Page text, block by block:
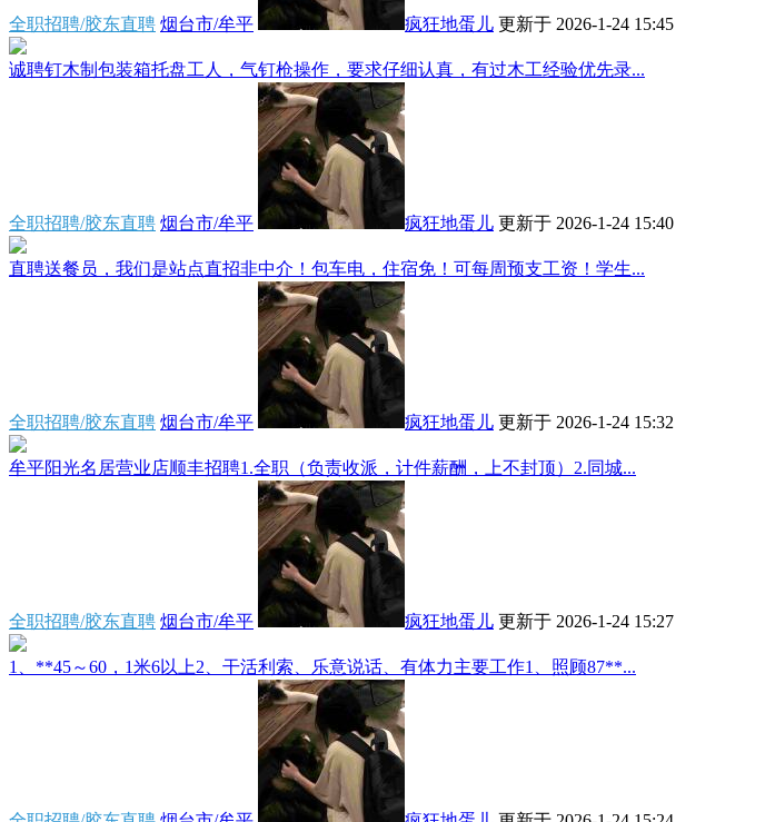
全职招聘/胶东直聘 烟台市/牟平 疯狂地蛋儿 更新于 2026-1-24 15:45
诚聘钉木制包装箱托盘工人，气钉枪操作，要求仔细认真，有过木工经验优先录...
全职招聘/胶东直聘 烟台市/牟平 疯狂地蛋儿 更新于 2026-1-24 15:40
直聘送餐员，我们是站点直招非中介！包车电，住宿免！可每周预支工资！学生...
全职招聘/胶东直聘 烟台市/牟平 疯狂地蛋儿 更新于 2026-1-24 15:32
牟平阳光名居营业店顺丰招聘1.全职（负责收派，计件薪酬，上不封顶）2.同城...
全职招聘/胶东直聘 烟台市/牟平 疯狂地蛋儿 更新于 2026-1-24 15:27
1、**45～60，1米6以上2、干活利索、乐意说话、有体力主要工作1、照顾87**...